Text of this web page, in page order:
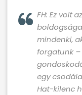
FH: Ez volt
mindenki,
forgatunk –
egy
Hat-kilenc